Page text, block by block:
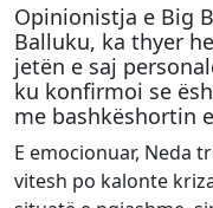
Opinionistja e Big
Balluku, ka thyer
jetën e saj
ku konfirmoi se
me bashkëshortin
E emocionuar, Neda
vitesh po kalonte